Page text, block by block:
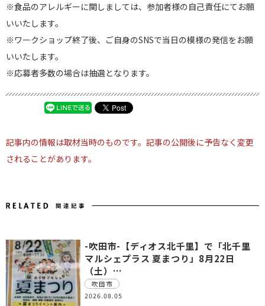
※食品のアレルギーに関しましては、参加者様の自己責任にてお願
いいたします。
※ワークショップ終了後、ご自身のSNSで当日の模様の発信をお願
いいたします。
※応募者多数の場合は抽選となります。
記事内の情報は取材当時のものです。記事の公開後に予告なく変更
されることがあります。
-吹田市-【ディオス北千里】で「北千里
マルシェプラス 夏まつり」8月22日
（土）…
吹田市
2026.08.05